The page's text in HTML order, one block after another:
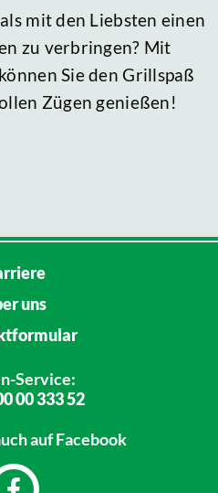
mit den Liebsten einen
zu verbringen? Mit
Sie den Grillspaß
Zügen genießen!
uns
Service:
00 333 52
auf Facebook